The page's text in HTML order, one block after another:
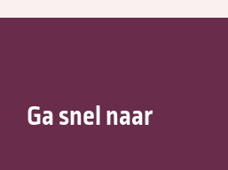
Ga snel naar